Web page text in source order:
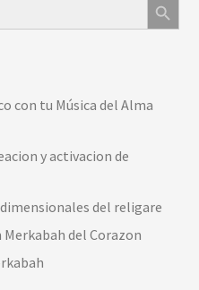
con tu Música del Alma
y activacion de
del religare
del Corazon